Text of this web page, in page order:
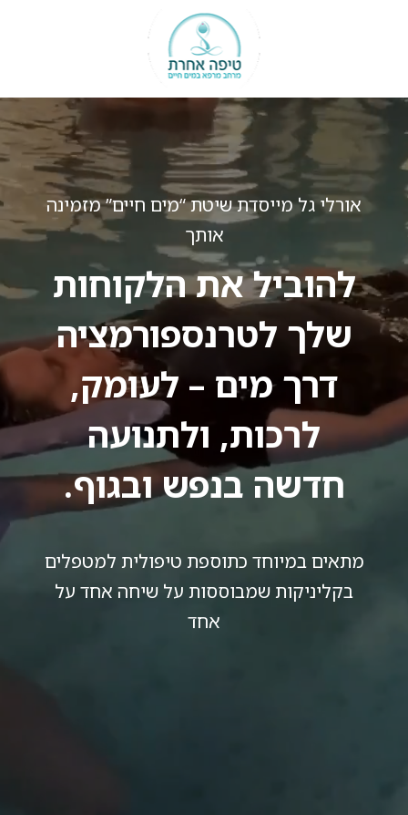
אורלי גל מייסדת שיטת “מים חיים” מזמינה
אותך
להוביל את הלקוחות
שלך לטרנספורמציה
דרך מים – לעומק,
לרכות, ולתנועה
חדשה בנפש ובגוף.
מתאים במיוחד כתוספת טיפולית למטפלים
בקליניקות שמבוססות על שיחה אחד על
אחד